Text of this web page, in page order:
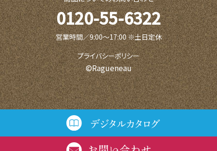
0120-55-6322
営業時間／9:00〜17:00 ※土日定休
プライバシーポリシー
©Ragueneau